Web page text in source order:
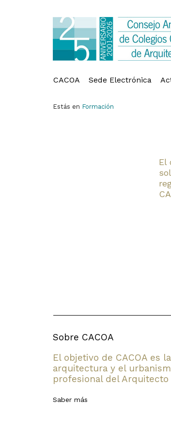
CACOA Sede Electrónica
Estás en Formación
El
Sobre CACOA
El objetivo de CACOA es
arquitectura y el
profesional del
Saber más